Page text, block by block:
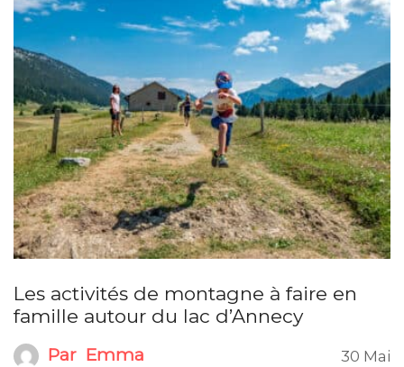
Les activités de montagne à faire en
famille autour du lac d’Annecy
Par Emma 30 Mai